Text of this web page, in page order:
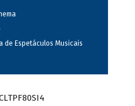
de Espetáculos Musicais